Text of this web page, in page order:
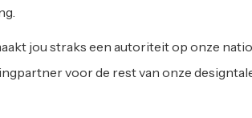
jou straks een autoriteit op onze
voor de rest van onze